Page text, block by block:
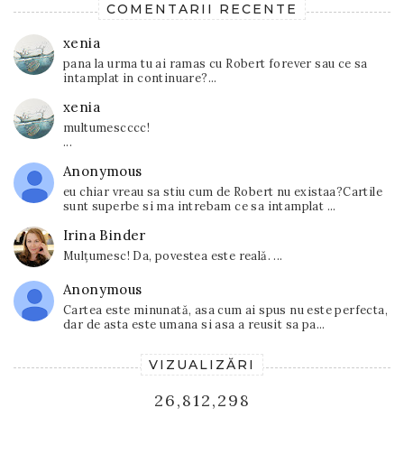
COMENTARII RECENTE
xenia
pana la urma tu ai ramas cu Robert forever sau ce sa
intamplat in continuare?...
xenia
multumescccc!
...
Anonymous
eu chiar vreau sa stiu cum de Robert nu existaa?Cartile
sunt superbe si ma intrebam ce sa intamplat ...
Irina Binder
Mulțumesc! Da, povestea este reală. ...
Anonymous
Cartea este minunată, asa cum ai spus nu este perfecta,
dar de asta este umana si asa a reusit sa pa...
VIZUALIZĂRI
26,812,298